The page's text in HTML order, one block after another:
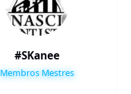
#SKanee
Membros Mestres